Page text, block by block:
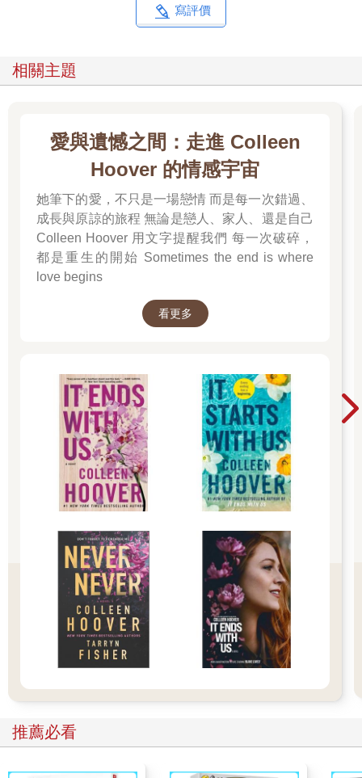
寫評價
相關主題
愛與遺憾之間：走進 Colleen
Hoover 的情感宇宙
她筆下的愛，不只是一場戀情 而是每一次錯過、
成長與原諒的旅程 無論是戀人、家人、還是自己
Colleen Hoover 用文字提醒我們 每一次破碎，
都是重生的開始 Sometimes the end is where
love begins
看更多
推薦必看